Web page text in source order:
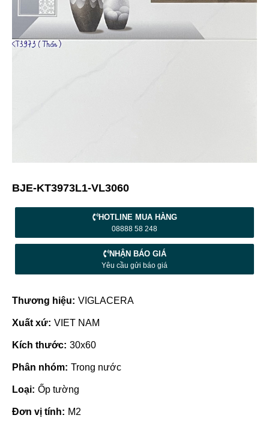
BJE-KT3973L1-VL3060
HOTLINE MUA HÀNG
08888 58 248
NHẬN BÁO GIÁ
Yêu cầu gửi báo giá
Thương hiệu: VIGLACERA
Xuất xứ: VIET NAM
Kích thước: 30x60
Phân nhóm: Trong nước
Loại: Ốp tường
Đơn vị tính: M2